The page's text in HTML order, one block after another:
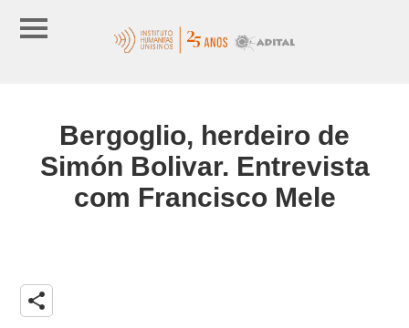
Bergoglio, herdeiro de
Simón Bolivar. Entrevista
com Francisco Mele
share